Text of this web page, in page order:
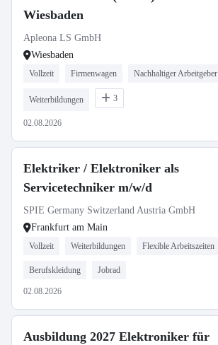
Wiesbaden
Apleona LS GmbH
Wiesbaden
Vollzeit Firmenwagen Nachhaltiger Arbeitgeber
Weiterbildungen 3
02.08.2026
Elektriker / Elektroniker als
Servicetechniker m/w/d
SPIE Germany Switzerland Austria GmbH
Frankfurt am Main
Vollzeit Weiterbildungen Flexible Arbeitszeiten
Berufskleidung Jobrad
02.08.2026
Ausbildung 2027 Elektroniker für